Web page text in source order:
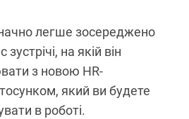
легше зосереджено
на якій він
з новою HR-
який ви будете
в роботі.